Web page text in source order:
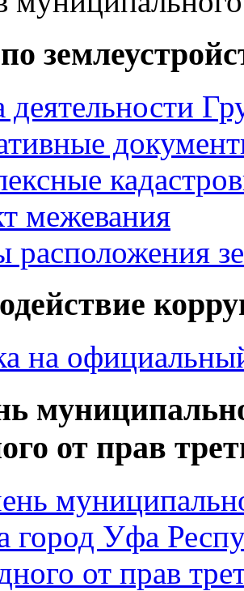
деятельности
межевания
расположения
на
от прав
город Уфа
от прав